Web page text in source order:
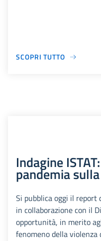
SCOPRI TUTTO
Indagine
pandemia
Si pubblica oggi il report
in collaborazione con il
opportunità, in merito
fenomeno della violenza